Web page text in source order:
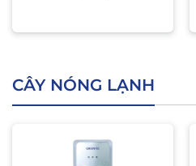
CÂY NÓNG LẠNH